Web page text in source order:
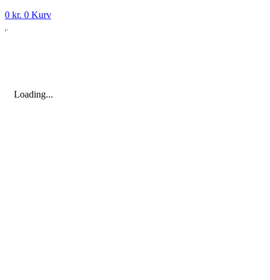
0 kr. 0 Kurv
Loading...